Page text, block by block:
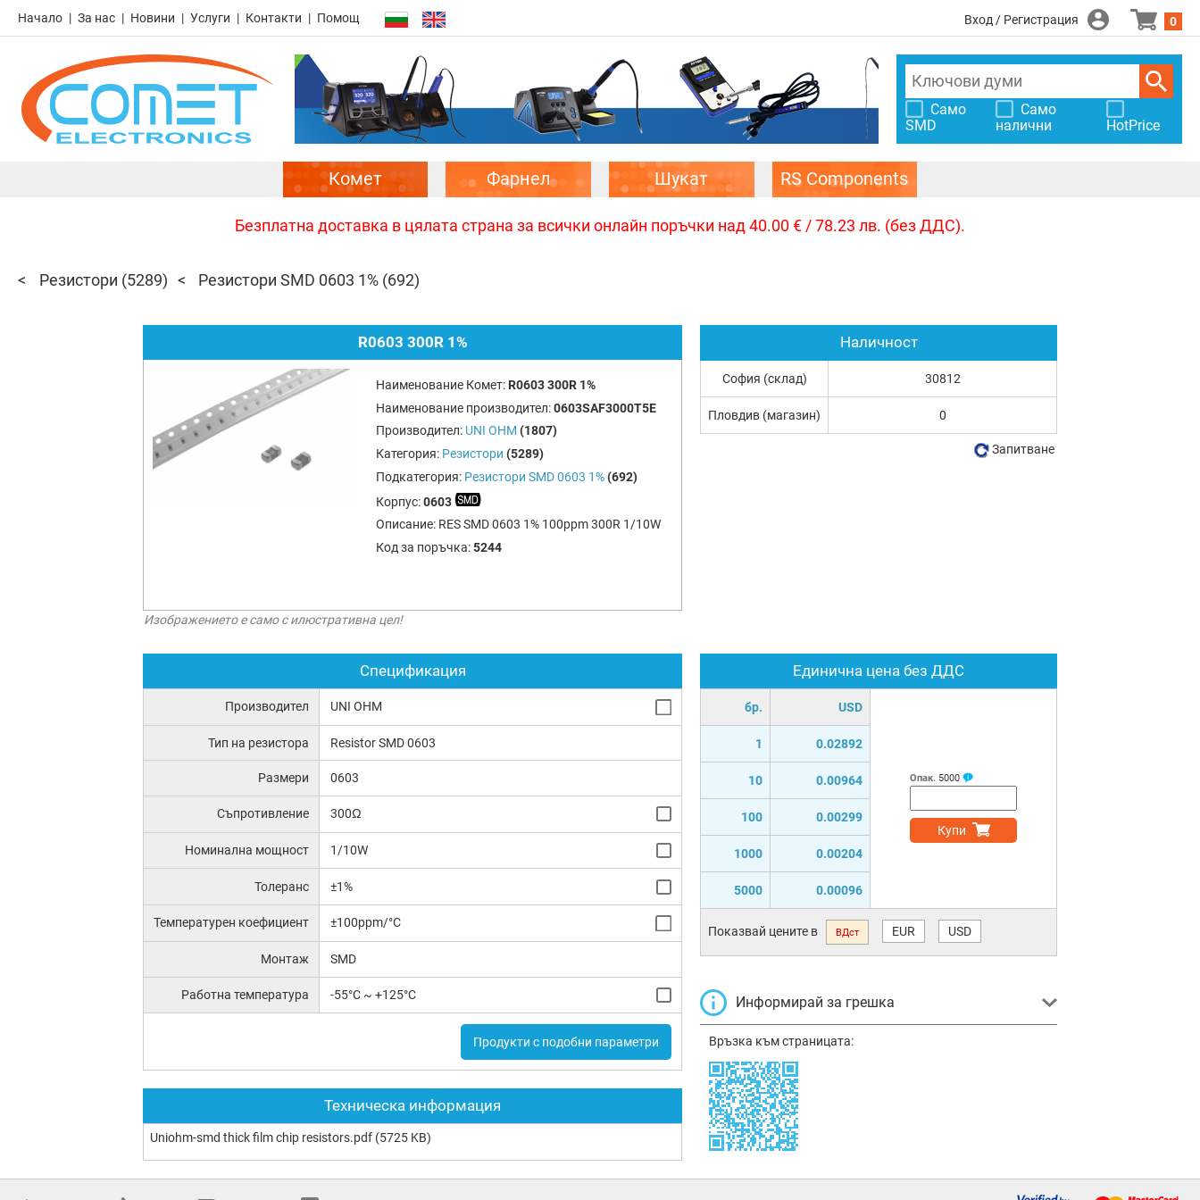
Начало За нас Новини Услуги Контакти Помощ Вход / Регистрация 0
Само
SMD
Само
налични
HotPrice
Комет Фарнел Шукат RS Components
Безплатна доставка в цялата страна за всички онлайн поръчки над 40.00 € / 78.23 лв. (без ДДС).
Резистори (5289) Резистори SMD 0603 1% (692)
R0603 300R 1%
Наименование Комет: R0603 300R 1%
Наименование производител:0603SAF3000T5E
Производител: UNI OHM (1807)
Категория: Резистори (5289)
Подкатегория: Резистори SMD 0603 1% (692)
Корпус:0603
Описание: RES SMD 0603 1% 100ppm 300R 1/10W
Код за поръчка:5244
Изображението е само с илюстративна цел!
Спецификация
Производител UNI OHM
Тип на резистора Resistor SMD 0603
Размери 0603
Съпротивление 300Ω
Номинална мощност 1/10W
Толеранс ±1%
Температурен коефициент ±100ppm/°C
Монтаж SMD
Работна температура -55°C ~ +125°C
Продукти с подобни параметри
Техническа информация
Uniohm-smd thick film chip resistors.pdf (5725 KB)
Единична цена без ДДС
бр. USD
1 0.02892
10 0.00964
100 0.00299
1000 0.00204
5000 0.00096
Опак. 5000
Купи
Показвай цените в ВДст EUR USD
Информирай за грешка
Връзка към страницата:
Наличност
София (склад) 30812
Пловдив (магазин) 0
Запитване